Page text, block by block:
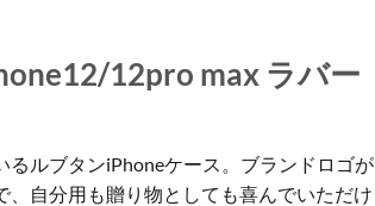
12pro max ラバー
ルブタンiPhoneケース。ブランドロゴが
自分用も贈り物としても喜んでいただけ